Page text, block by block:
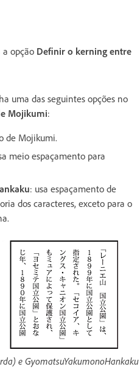
a opção Definir o kerning entre
uma das seguintes opções no
Mojikumi:
de Mojikumi.
meio espaçamento para
: usa espaçamento de
dos caracteres, exceto para o
e GyomatsuYakumonoHankaku